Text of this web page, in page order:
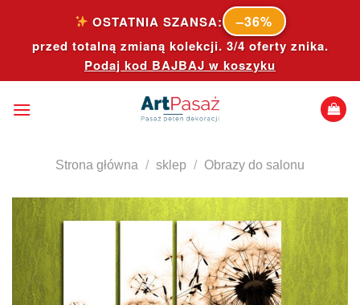
content
OSTATNIA SZANSA: –36%
przed totalną zmianą kolekcji. 3/4 oferty znika.
Podaj kod BAJBAJ w koszyku
Strona główna / sklep / Obrazy do salonu